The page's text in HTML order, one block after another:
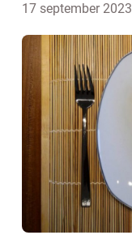
17 september 2023